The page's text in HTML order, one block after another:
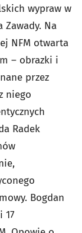
wypraw w
Zawady. Na
NFM otwarta
– obrazki i
przez
niego
Radek
Bogdan
17